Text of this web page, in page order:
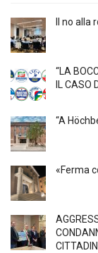
Il no
“LA
IL CASO
“A
«Ferma